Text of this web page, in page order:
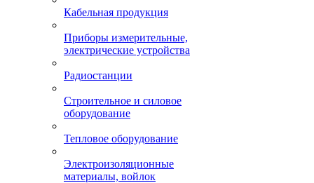
Кабельная продукция
Приборы измерительные,
электрические устройства
Радиостанции
Строительное и силовое
оборудование
Тепловое оборудование
Электроизоляционные
материалы, войлок